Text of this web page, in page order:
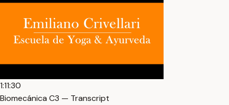
1:11:30
Biomecánica C3 — Transcript